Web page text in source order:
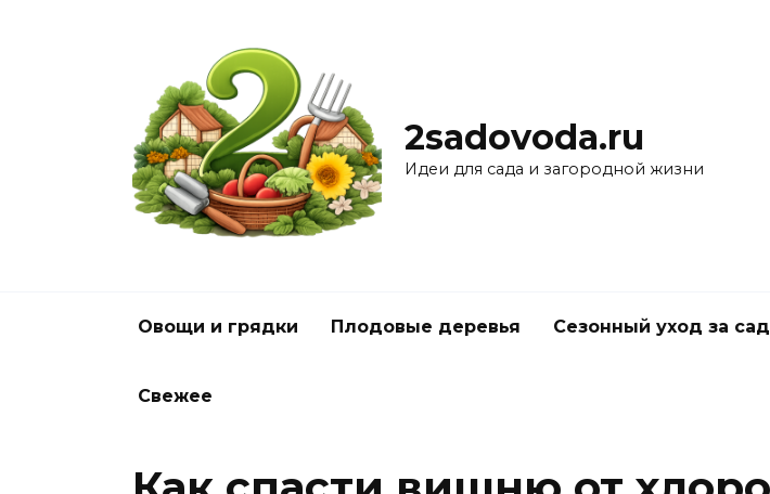
2sadovoda.ru
Идеи для сада и загородной жизни
Овощи и грядки Плодовые деревья Сезонный уход за
Свежее